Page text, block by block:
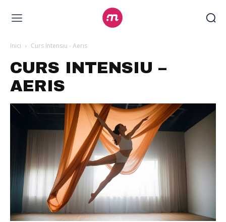
Inici Curs Intensiu - Aeris
CURS INTENSIU –
AERIS